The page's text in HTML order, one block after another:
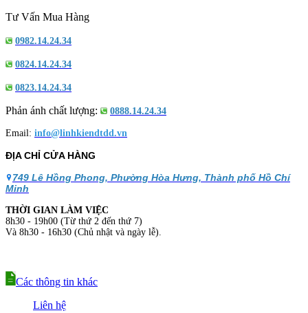
Tư Vấn Mua Hàng
0982.14.24.34
0824.14.24.34
0823.14.24.34
Phản ánh chất lượng: 0888.14.24.34
Email: info@linhkiendtdd.vn
ĐỊA CHỈ CỬA HÀNG
749 Lê Hồng Phong, Phường Hòa Hưng, Thành phố Hồ Chí
Minh
THỜI GIAN LÀM VIỆC
8h30 - 19h00 (Từ thứ 2 đến thứ 7)
Và 8h30 - 16h30 (Chủ nhật và ngày lễ).
Các thông tin khác
Liên hệ